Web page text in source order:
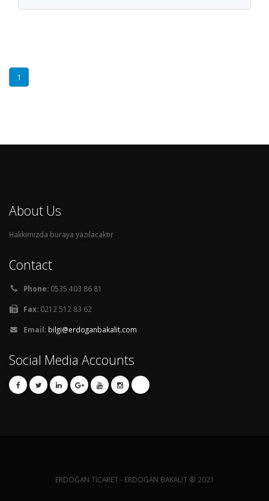
1
About Us
Hakkımızda buraya yazılacaktır
Contact
Phone: 0535 403 86 81
Fax: 0212 512 83 62
Email: bilgi@erdoganbakalit.com
Social Media Accounts
ERDOĞAN TİCARET - ERDOĞAN BAKALİT ® 2021